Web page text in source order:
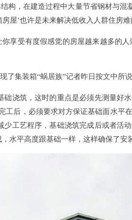
，在建造过程中大量节省钢材与混
屋’也许是未来解决低收入人群住房难
享受有度假感觉的房屋越来越多的
集装箱“蜗居族”记者昨日按文中所
浇筑，这时的重点是必须先测量好
后，必须要求对方保证基础面水平
工艺程序，基础浇筑完成后或者活
水平高度跟基础一样，这样确保了安